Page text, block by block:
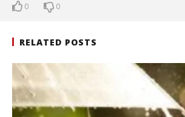
0 0
RELATED POSTS